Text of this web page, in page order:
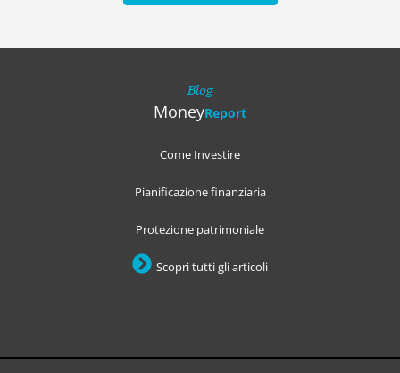
Blog
MoneyReport
Come Investire
Pianificazione finanziaria
Protezione patrimoniale
Scopri tutti gli articoli